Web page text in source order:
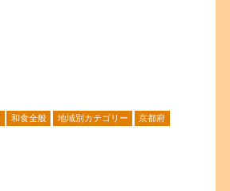
和食全般 地域別カテゴリー 京都府